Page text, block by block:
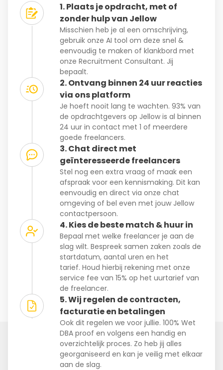
1. Plaats je opdracht, met of
zonder hulp van Jellow
Misschien heb je al een omschrijving,
gebruik onze AI tool om deze snel &
eenvoudig te maken of klankbord met
onze Recruitment Consultant. Jij
bepaalt.
2. Ontvang binnen 24 uur reacties
via ons platform
Je hoeft nooit lang te wachten. 93% van
de opdrachtgevers op Jellow is al binnen
24 uur in contact met 1 of meerdere
goede freelancers.
3. Chat direct met
geïnteresseerde freelancers
Stel nog een extra vraag of maak een
afspraak voor een kennismaking. Dit kan
eenvoudig en direct via onze chat
omgeving of bel even met jouw Jellow
contactpersoon.
4. Kies de beste match & huur in
Bepaal met welke freelancer je aan de
slag wilt. Bespreek samen zaken zoals de
startdatum, aantal uren en het
tarief. Houd hierbij rekening met onze
service fee van 15% op het uurtarief van
de freelancer.
5. Wij regelen de contracten,
facturatie en betalingen
Ook dit regelen we voor jullie. 100% Wet
DBA proof en volgens een handig en
overzichtelijk proces. Zo heb jij alles
georganiseerd en kan je veilig met elkaar
aan de slag.